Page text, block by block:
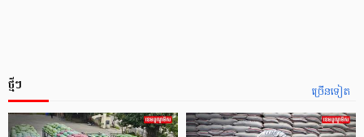
ច្រើនទៀត
ថ្មីៗ